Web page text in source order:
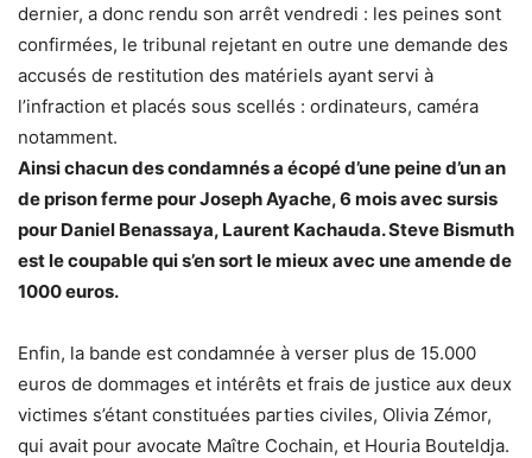
dernier, a donc rendu son arrêt vendredi : les peines sont
confirmées, le tribunal rejetant en outre une demande des
accusés de restitution des matériels ayant servi à
l’infraction et placés sous scellés : ordinateurs, caméra
notamment.
Ainsi chacun des condamnés a écopé d’une peine d’un an
de prison ferme pour Joseph Ayache, 6 mois avec sursis
pour Daniel Benassaya, Laurent Kachauda. Steve Bismuth
est le coupable qui s’en sort le mieux avec une amende de
1000 euros.
Enfin, la bande est condamnée à verser plus de 15.000
euros de dommages et intérêts et frais de justice aux deux
victimes s’étant constituées parties civiles, Olivia Zémor,
qui avait pour avocate Maître Cochain, et Houria Bouteldja.